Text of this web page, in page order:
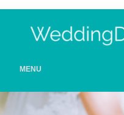
MENU